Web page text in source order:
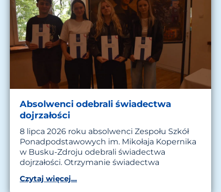
Absolwenci odebrali świadectwa
dojrzałości
8 lipca 2026 roku absolwenci Zespołu Szkół
Ponadpodstawowych im. Mikołaja Kopernika
w Busku-Zdroju odebrali świadectwa
dojrzałości. Otrzymanie świadectwa
Czytaj więcej...